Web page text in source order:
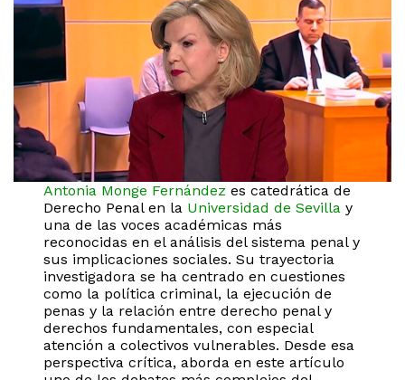
Antonia Monge Fernández es catedrática de
Derecho Penal en la Universidad de Sevilla y
una de las voces académicas más
reconocidas en el análisis del sistema penal y
sus implicaciones sociales. Su trayectoria
investigadora se ha centrado en cuestiones
como la política criminal, la ejecución de
penas y la relación entre derecho penal y
derechos fundamentales, con especial
atención a colectivos vulnerables. Desde esa
perspectiva crítica, aborda en este artículo